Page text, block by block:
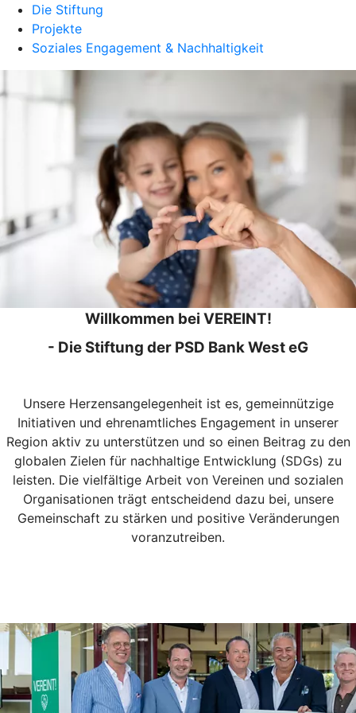
Die Stiftung
Projekte
Soziales Engagement & Nachhaltigkeit
Willkommen bei VEREINT!
- Die Stiftung der PSD Bank West eG
Unsere Herzensangelegenheit ist es, gemeinnützige
Initiativen und ehrenamtliches Engagement in unserer
Region aktiv zu unterstützen und so einen Beitrag zu den
globalen Zielen für nachhaltige Entwicklung (SDGs) zu
leisten. Die vielfältige Arbeit von Vereinen und sozialen
Organisationen trägt entscheidend dazu bei, unsere
Gemeinschaft zu stärken und positive Veränderungen
voranzutreiben.